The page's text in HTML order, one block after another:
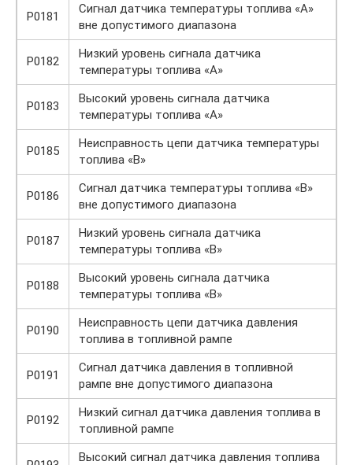
P0181
Сигнал датчика температуры топлива «А»
вне допустимого диапазона
P0182
Низкий уровень сигнала датчика
температуры топлива «А»
P0183
Высокий уровень сигнала датчика
температуры топлива «А»
P0185
Неисправность цепи датчика температуры
топлива «В»
P0186
Сигнал датчика температуры топлива «В»
вне допустимого диапазона
P0187
Низкий уровень сигнала датчика
температуры топлива «В»
P0188
Высокий уровень сигнала датчика
температуры топлива «В»
P0190
Неисправность цепи датчика давления
топлива в топливной рампе
P0191
Сигнал датчика давления в топливной
рампе вне допустимого диапазона
P0192
Низкий сигнал датчика давления топлива в
топливной рампе
Высокий сигнал датчика давления топлива